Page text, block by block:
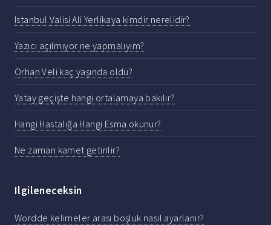
Istanbul Valisi Ali Yerlikaya kimdir nerelidir?
Yazıcı açılmıyor ne yapmalıyım?
Orhan Veli kaç yaşında oldu?
Yatay geçişte hangi ortalamaya bakılır?
Hangi Hastalığa Hangi Esma okunur?
Ne zaman kamet getirilir?
Ilgileneceksin
Wordde kelimeler arası boşluk nasıl ayarlanır?